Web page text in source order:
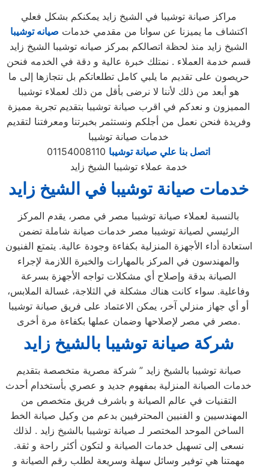
مراكز صيانة توشيبا في الشيخ زايد يمكنكم بشكل فعلي
اكتشاف ما يميزنا عن سوانا من مقدمي خدمات صيانه توشيبا
الشيخ زايد منذ لحظة اتصالكم بمركز صيانه توشيبا الشيخ زايد
قسم خدمة العملاء . نمتلك خبرة عالية و دقة في الخدمه فنحن
حريصون على تقديم ما يلبي كامل تطلعاتكم بل نتجازها إلى ما
هو أبعد من ذلك لأننا لا نرضى بأقل من ذلك لعملاء توشيبا
المميزون و نعدكم في اقرب صيانة توشيبا بتقديم تجربة مميزة
وفريدة فنحن نعمل من أجلكم ونستثمر بخبرتنا ومعرفتنا لتقديم
خدمات صيانة توشيبا
اتصل بنا علي صيانة توشيبا
خدمة عملاء توشيبا الشيخ زايد
خدمات صيانة توشيبا في الشيخ زايد
بالنسبة لعملاء صيانة توشيبا مصر في مصر، يقدم المركز
الرئيسي لصيانة توشيبا مصر خدمات صيانة شاملة تضمن
استعادة أداء الأجهزة المنزلية بكفاءة وجودة عالية. يتمتع الفنيون
والمهندسون في المركز بالمهارات والخبرة اللازمة لإجراء
الصيانة بدقة وإصلاح أي مشكلات تواجه الأجهزة بسرعة
وفاعلية. سواء كانت هناك مشكلة في الثلاجة، غسالة الملابس،
أو أي جهاز منزلي آخر، يمكن الاعتماد على فريق صيانة توشيبا
مصر في مصر لإصلاحها وضمان عملها بكفاءة مرة أخرى.
شركة صيانة توشيبا بالشيخ زايد
صيانة توشيبا بالشيخ زايد ” شركة مصرية متخصصة بتقديم
خدمات الصيانة المنزلية بمفهوم جديد و عصري بأستخدام أحدث
التقنيات في عالم الصيانة و باشرف فريق متخصص من
المهندسيين و الفنيين المحترفيين بدعم من وكيل صيانة الخط
الساخن الموحد المختصر لـ صيانة توشيبا بالشيخ زايد . لذلك
نسعى إلى تسهيل خدمات الصيانة و لتكون أكثر راحة و ثقة.
مهمتنا هي توفير وسائل سهلة وسريعة لطلب رقم الصيانة و